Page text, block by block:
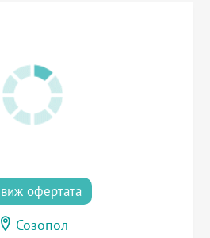
виж офертата
Созопол